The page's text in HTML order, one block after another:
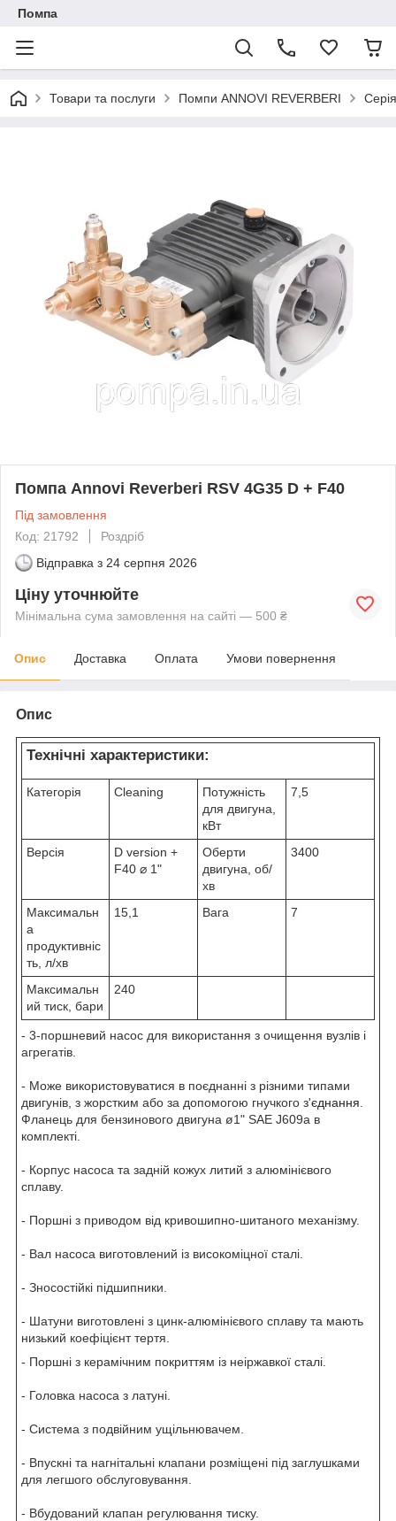
Помпа
Товари та послуги Помпи ANNOVI REVERBERI
Помпа Annovi Reverberi RSV 4G35 D + F40
Під замовлення
Код: 21792
Роздріб
Відправка з 24 серпня 2026
Ціну уточнюйте
Мінімальна сума замовлення на сайті — 500 ₴
Опис Доставка Оплата Умови повернення
Опис
Технічні характеристики:
Категорія Cleaning
Потужність
для двигуна,
кВт
7,5
Версія
D version +
F40 ⌀ 1"
Оберти
двигуна, об/
хв
3400
Максимальн
а
продуктивніс
ть, л/хв
15,1 Вага 7
Максимальн
ий тиск, бари
240
- 3-поршневий насос для використання з очищення вузлів і
агрегатів.
- Може використовуватися в поєднанні з різними типами
двигунів, з жорстким або за допомогою гнучкого з'єднання
Фланець для бензинового двигуна ø1" SAE J609a в
комплекті.
- Корпус насоса та задній кожух литий з алюмінієвого
сплаву.
- Поршні з приводом від кривошипно-шитаного механізму.
- Вал насоса виготовлений із високоміцної сталі.
- Зносостійкі підшипники.
- Шатуни виготовлені з цинк-алюмінієвого сплаву та мають
низький коефіцієнт тертя.
- Поршні з керамічним покриттям із неіржавкої сталі.
- Головка насоса з латуні.
- Система з подвійним ущільнювачем.
- Впускні та нагнітальні клапани розміщені під заглушками
для легшого обслуговування.
- Вбудований клапан регулювання тиску.